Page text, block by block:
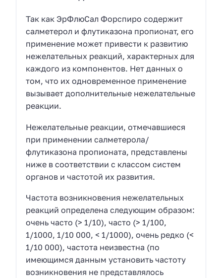
Так как ЭрФлюСал Форспиро содержит
салметерол и флутиказона пропионат, его
применение может привести к развитию
нежелательных реакций, характерных для
каждого из компонентов. Нет данных о
том, что их одновременное применение
вызывает дополнительные нежелательные
реакции.
Нежелательные реакции, отмечавшиеся
при применении салметерола/
флутиказона пропионата, представлены
ниже в соответствии с классом систем
органов и частотой их развития.
Частота возникновения нежелательных
реакций определена следующим образом:
очень часто (> 1/10), часто (> 1/100,
1/1000, 1/10 000, < 1/1000), очень редко (<
1/10 000), частота неизвестна (по
имеющимся данным установить частоту
возникновения не представлялось